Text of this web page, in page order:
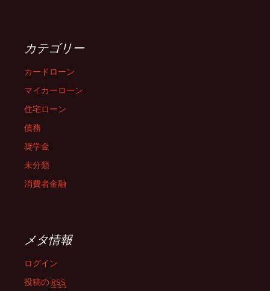
カテゴリー
カードローン
マイカーローン
住宅ローン
債務
奨学金
未分類
消費者金融
メタ情報
ログイン
投稿のRSS